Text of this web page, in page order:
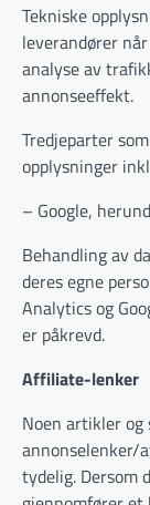
Tekniske
leverandører
analyse av
annonseeffekt.
Tredjeparter
opplysninger
– Google,
Behandling av
deres egne
Analytics og
er påkrevd.
Affiliate-lenker
Noen artikler og
annonselenker/
tydelig. Dersom